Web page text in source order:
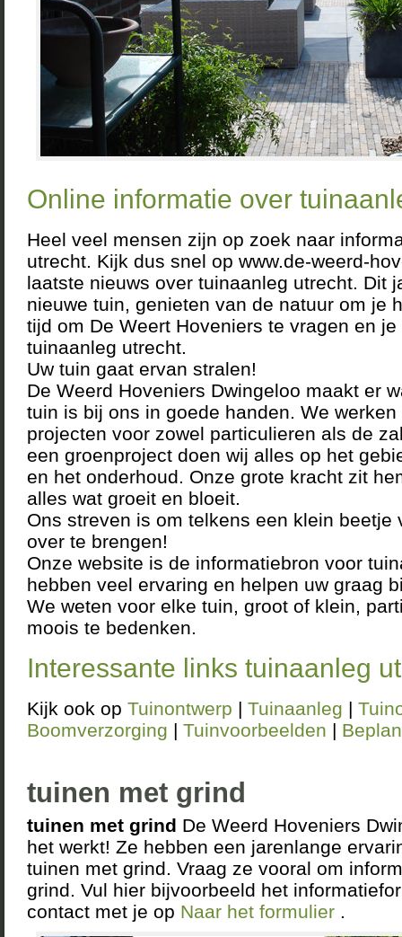
Online informatie over
Heel veel mensen zijn op zoek naar
utrecht. Kijk dus snel op www.de-weerd-
laatste nieuws over tuinaanleg utrecht. Dit
nieuwe tuin, genieten van de natuur om je
tijd om De Weert Hoveniers te vragen en
tuinaanleg utrecht.
Uw tuin gaat ervan stralen!
De Weerd Hoveniers Dwingeloo maakt er
tuin is bij ons in goede handen. We
projecten voor zowel particulieren als de
een groenproject doen wij alles op het
en het onderhoud. Onze grote kracht zit
alles wat groeit en bloeit.
Ons streven is om telkens een klein beetje
over te brengen!
Onze website is de informatiebron voor
hebben veel ervaring en helpen uw graag
We weten voor elke tuin, groot of klein,
moois te bedenken.
Interessante links tuinaanleg
Kijk ook op Tuinontwerp | Tuinaanleg |
Boomverzorging | Tuinvoorbeelden |
tuinen met grind
tuinen met grind De Weerd Hoveniers
het werkt! Ze hebben een jarenlange
tuinen met grind. Vraag ze vooral om
grind. Vul hier bijvoorbeeld het
contact met je op Naar het formulier .